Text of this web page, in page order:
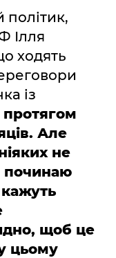
політик,
Ілля
ходять
із
Але
не
починаю
щоб це
цьому